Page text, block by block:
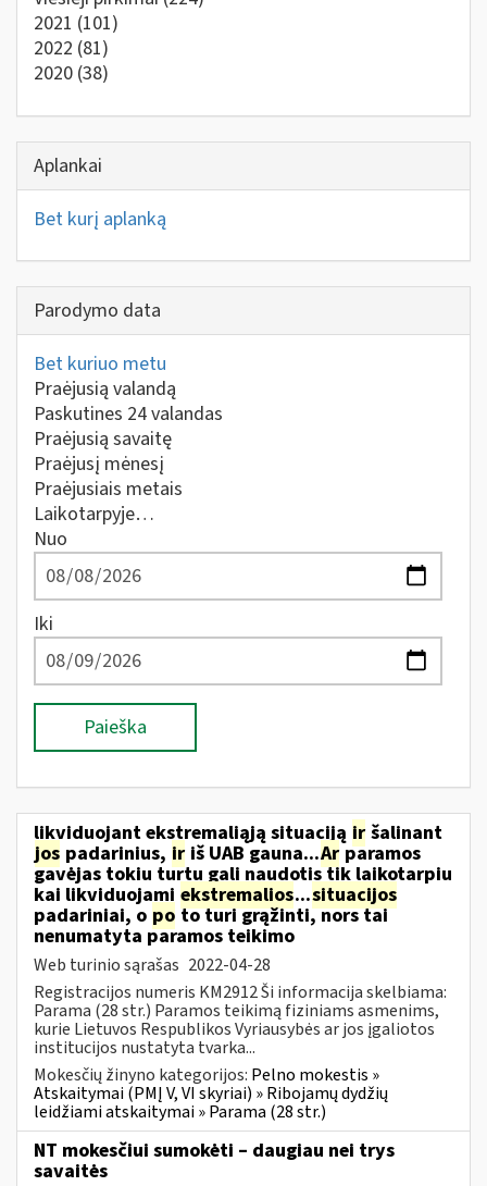
2021 (101)
2022 (81)
2020 (38)
Aplankai
Bet kurį aplanką
Parodymo data
Bet kuriuo metu
Praėjusią valandą
Paskutines 24 valandas
Praėjusią savaitę
Praėjusį mėnesį
Praėjusiais metais
Laikotarpyje…
Nuo
Iki
Paieška
likviduojant ekstremaliąją situaciją ir šalinant
jos padarinius, ir iš UAB gauna...Ar paramos
gavėjas tokiu turtu gali naudotis tik laikotarpiu
kai likviduojami ekstremalios...situacijos
padariniai, o po to turi grąžinti, nors tai
nenumatyta paramos teikimo
Web turinio sąrašas 2022-04-28
Registracijos numeris KM2912 Ši informacija skelbiama:
Parama (28 str.) Paramos teikimą fiziniams asmenims,
kurie Lietuvos Respublikos Vyriausybės ar jos įgaliotos
institucijos nustatyta tvarka...
Mokesčių žinyno kategorijos: Pelno mokestis »
Atskaitymai (PMĮ V, VI skyriai) » Ribojamų dydžių
leidžiami atskaitymai » Parama (28 str.)
NT mokesčiui sumokėti – daugiau nei trys
savaitės